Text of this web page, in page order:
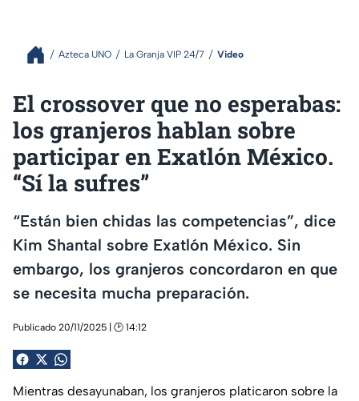
Azteca UNO La Granja VIP 24/7 Video
El crossover que no esperabas:
los granjeros hablan sobre
participar en Exatlón México.
“Sí la sufres”
“Están bien chidas las competencias”, dice
Kim Shantal sobre Exatlón México. Sin
embargo, los granjeros concordaron en que
se necesita mucha preparación.
Publicado 20/11/2025 | 🕑 14:12
Mientras desayunaban, los granjeros platicaron sobre la